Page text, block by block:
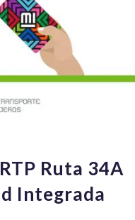
Ruta 34A
Integrada